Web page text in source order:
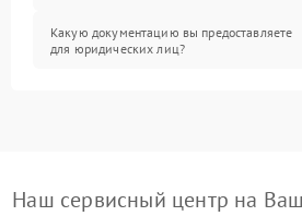
Какую документацию вы предоставляете
для юридических лиц?
Наш сервисный центр на